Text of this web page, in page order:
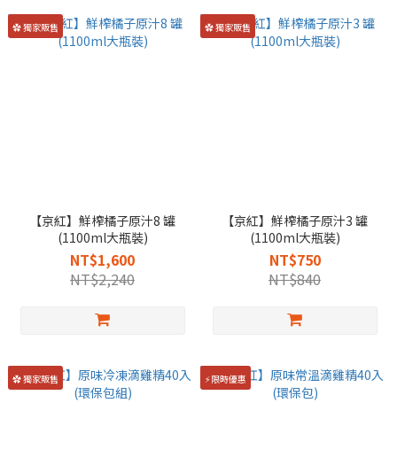
✿ 獨家販售
【京紅】鮮榨橘子原汁8 罐
(1100ml大瓶裝)
NT$1,600
NT$2,240
✿ 獨家販售
【京紅】鮮榨橘子原汁3 罐
(1100ml大瓶裝)
NT$750
NT$840
✿ 獨家販售 ⚡限時優惠